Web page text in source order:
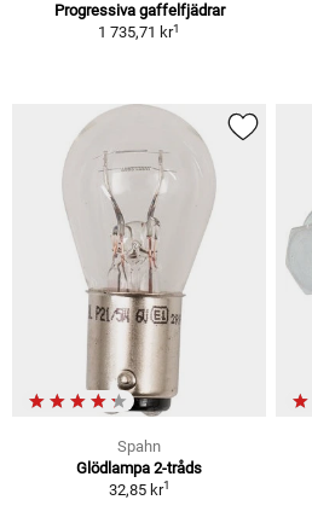
Progressiva gaffelfjädrar
1 735,71 kr1
Spahn
Glödlampa 2-tråds
32,85 kr1